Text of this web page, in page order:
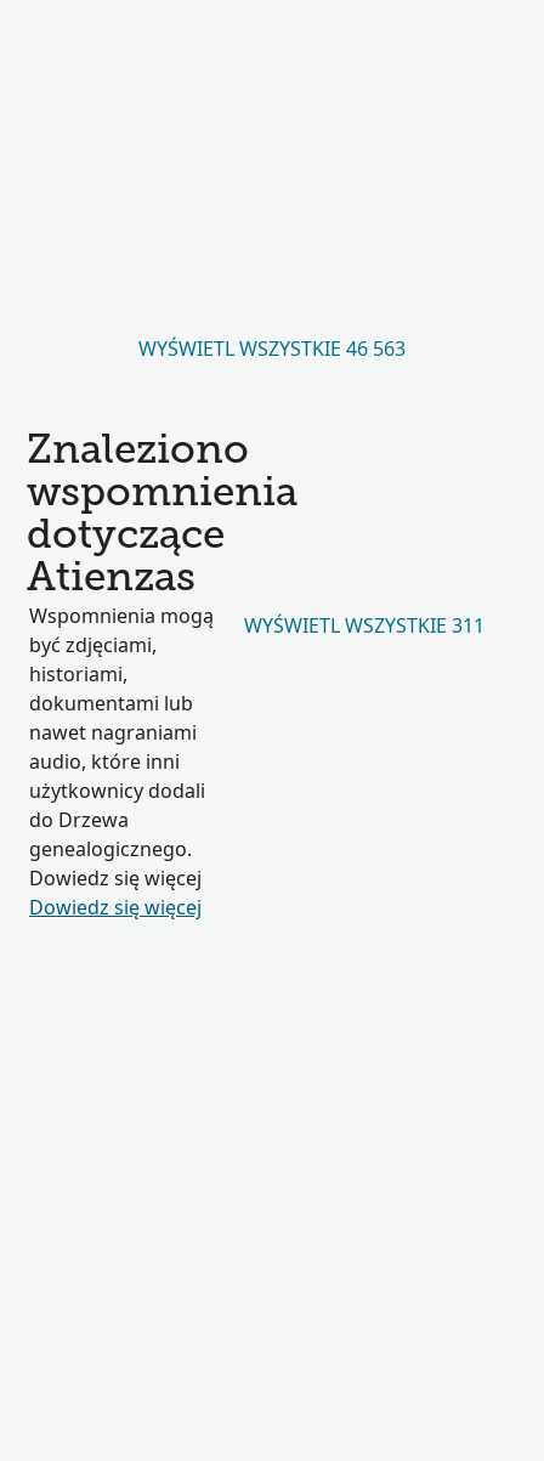
WYŚWIETL WSZYSTKIE 46 563
Znaleziono
wspomnienia
dotyczące
Atienzas
Wspomnienia mogą
być zdjęciami,
historiami,
dokumentami lub
nawet nagraniami
audio, które inni
użytkownicy dodali
do Drzewa
genealogicznego.
Dowiedz się więcej
Dowiedz się więcej
WYŚWIETL WSZYSTKIE 311